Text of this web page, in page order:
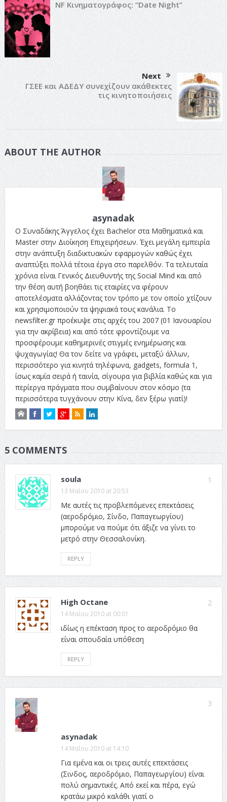
NF Κινηματογράφος: “Date Night”
Next
ΓΣΕΕ και ΑΔΕΔΥ συνεχίζουν ακάθεκτες
τις κινητοποιήσεις
ABOUT THE AUTHOR
asynadak
Ο Συναδάκης Άγγελος έχει Bachelor στα Μαθηματικά και
Master στην Διοίκηση Επιχειρήσεων. Έχει μεγάλη εμπειρία
στην ανάπτυξη διαδικτυακών εφαρμογών καθώς έχει
αναπτύξει πολλά τέτοια έργα στο παρελθόν. Τα τελευταία
χρόνια είναι Γενικός Διευθυντής της Social Mind και από
την θέση αυτή βοηθάει τις εταιρίες να φέρουν
αποτελέσματα αλλάζοντας τον τρόπο με τον οποίο χτίζουν
και χρησιμοποιούν τα ψηφιακά τους κανάλια. Το
newsfilter.gr προέκυψε στις αρχές του 2007 (01 Ιανουαρίου
για την ακρίβεια) και από τότε φροντίζουμε να
προσφέρουμε καθημερινές στιγμές ενημέρωσης και
ψυχαγωγίας! Θα τον δείτε να γράφει, μεταξύ άλλων,
περισσότερο για κινητά τηλέφωνα, gadgets, formula 1,
ίσως καμία σειρά ή ταινία, σίγουρα για βιβλία καθώς και για
περίεργα πράγματα που συμβαίνουν στον κόσμο (τα
περισσότερα τυγχάνουν στην Κίνα, δεν ξέρω γιατί)!
5 COMMENTS
1
soula
13 Μαΐου 2010 at 20:53
Με αυτές τις προβλεπόμενες επεκτάσεις
(αεροδρόμιο, Σίνδο, Παπαγεωργίου)
μπορούμε να πούμε ότι άξιζε να γίνει το
μετρό στην Θεσσαλονίκη.
REPLY
2
High Octane
14 Μαΐου 2010 at 00:01
ιδίως η επέκταση προς το αεροδρόμιο θα
είναι σπουδαία υπόθεση
REPLY
3
asynadak
14 Μαΐου 2010 at 14:10
Για εμένα και οι τρεις αυτές επεκτάσεις
(Σινδος, αεροδρόμιο, Παπαγεωργίου) είναι
πολύ σημαντικές. Από εκεί και πέρα, εγώ
κρατάω μικρό καλάθι γιατί ο